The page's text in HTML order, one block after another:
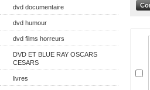
dvd documentaire
dvd humour
dvd films horreurs
DVD ET BLUE RAY OSCARS
CESARS
livres